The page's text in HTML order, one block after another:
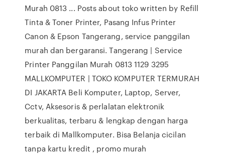
Murah 0813 ... Posts about toko written by Refill
Tinta & Toner Printer, Pasang Infus Printer
Canon & Epson Tangerang, service panggilan
murah dan bergaransi. Tangerang | Service
Printer Panggilan Murah 0813 1129 3295
MALLKOMPUTER | TOKO KOMPUTER TERMURAH
DI JAKARTA Beli Komputer, Laptop, Server,
Cctv, Aksesoris & perlalatan elektronik
berkualitas, terbaru & lengkap dengan harga
terbaik di Mallkomputer. Bisa Belanja cicilan
tanpa kartu kredit , promo murah